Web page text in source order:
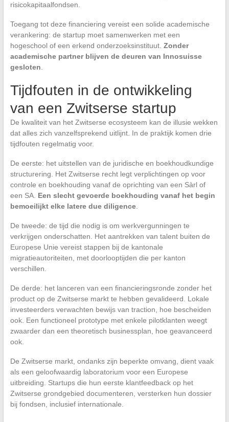
risicokapitaalfondsen.
Toegang tot deze financiering vereist een solide academische
verankering: de startup moet samenwerken met een
hogeschool of een erkend onderzoeksinstituut. Zonder
academische partner blijven de deuren van Innosuisse
gesloten.
Tijdfouten in de ontwikkeling
van een Zwitserse startup
De kwaliteit van het Zwitserse ecosysteem kan de illusie wekken
dat alles zich vanzelfsprekend uitlijnt. In de praktijk komen drie
tijdfouten regelmatig voor.
De eerste: het uitstellen van de juridische en boekhoudkundige
structurering. Het Zwitserse recht legt verplichtingen op voor
controle en boekhouding vanaf de oprichting van een Sàrl of
een SA. Een slecht gevoerde boekhouding vanaf het begin
bemoeilijkt elke latere due diligence.
De tweede: de tijd die nodig is om werkvergunningen te
verkrijgen onderschatten. Het aantrekken van talent buiten de
Europese Unie vereist stappen bij de kantonale
migratieautoriteiten, met doorlooptijden die per kanton
verschillen.
De derde: het lanceren van een financieringsronde zonder het
product op de Zwitserse markt te hebben gevalideerd. Lokale
investeerders verwachten bewijs van traction, hoe bescheiden
ook. Een functioneel prototype met enkele pilotklanten weegt
zwaarder dan een theoretisch businessplan, hoe geavanceerd
ook.
De Zwitserse markt, ondanks zijn beperkte omvang, dient vaak
als een geloofwaardig laboratorium voor een Europese
uitbreiding. Startups die hun eerste klantfeedback op het
Zwitserse grondgebied documenteren, versterken hun dossier
bij fondsen, inclusief internationale.